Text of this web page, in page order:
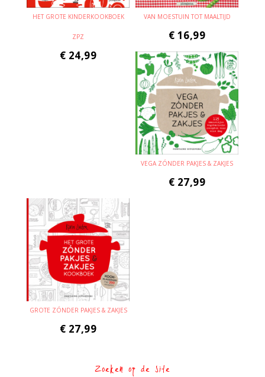
HET GROTE KINDERKOOKBOEK
ZPZ
€ 24,99
VAN MOESTUIN TOT MAALTIJD
€ 16,99
VEGA ZÓNDER PAKJES & ZAKJES
€ 27,99
GROTE ZÓNDER PAKJES & ZAKJES
€ 27,99
Zoeken op de site